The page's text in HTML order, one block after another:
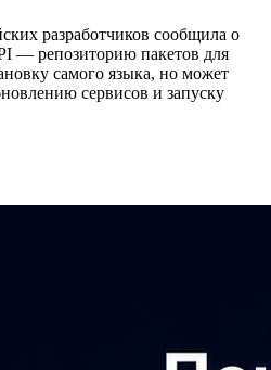
разработчиков сообщила о
— репозиторию пакетов для
самого языка, но может
сервисов и запуску